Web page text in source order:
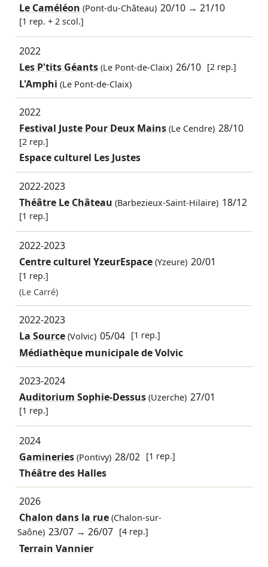
Le Caméléon (Pont-du-Château) 20/10 →21/10
[1 rep. + 2 scol.]
2022
Les P'tits Géants(Le Pont-de-Claix) 26/10 [2 rep.]
L'Amphi (Le Pont-de-Claix)
2022
Festival Juste Pour Deux Mains(Le Cendre) 28/10
[2 rep.]
Espace culturel Les Justes
2022-2023
Théâtre Le Château (Barbezieux-Saint-Hilaire) 18/12
[1 rep.]
2022-2023
Centre culturel YzeurEspace(Yzeure) 20/01
[1 rep.]
(Le Carré)
2022-2023
La Source(Volvic) 05/04 [1 rep.]
Médiathèque municipale de Volvic
2023-2024
Auditorium Sophie-Dessus(Uzerche) 27/01
[1 rep.]
2024
Gamineries(Pontivy) 28/02 [1 rep.]
Théâtre des Halles
2026
Chalon dans la rue(Chalon-sur-
Saône) 23/07 →26/07 [4 rep.]
Terrain Vannier